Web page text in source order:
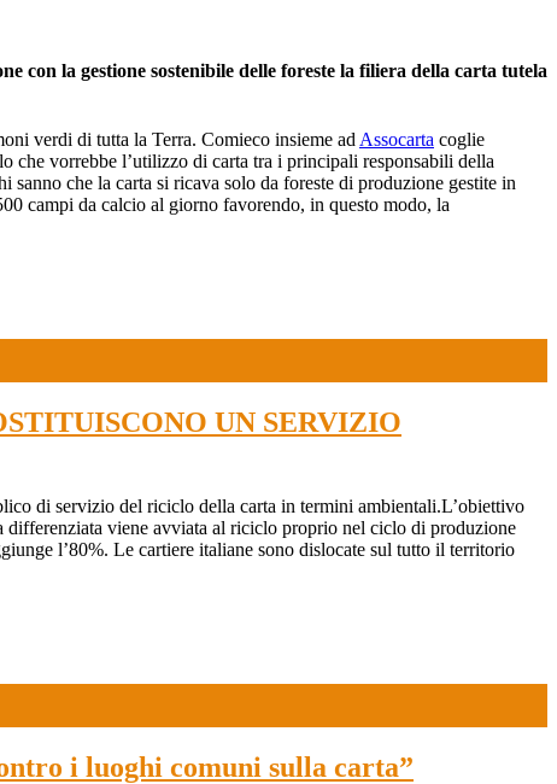
con la gestione sostenibile delle foreste la filiera della carta tutela
verdi di tutta la Terra. Comieco insieme ad Assocarta coglie
che vorrebbe l’utilizzo di carta tra i principali responsabili della
che la carta si ricava solo da foreste di produzione gestite in
campi da calcio al giorno favorendo, in questo modo, la
UN SERVIZIO
di servizio del riciclo della carta in termini ambientali.L’obiettivo
differenziata viene avviata al riciclo proprio nel ciclo di produzione
l’80%. Le cartiere italiane sono dislocate sul tutto il territorio
i luoghi comuni sulla carta”